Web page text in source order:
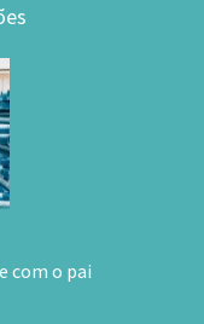
com o pai